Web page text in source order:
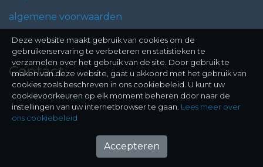
algemene voorwaarden
privacy statement
Contact
Stel hier je vraag
Deze website maakt gebruik van cookies om de
gebruikerservaring te verbeteren en statistieken te
verzamelen over het gebruik van de site. Door gebruik te
maken van deze website, gaat u akkoord met het gebruik van
cookies zoals beschreven in ons cookiebeleid. U kunt uw
cookievoorkeuren op elk moment beheren door naar de
instellingen van uw internetbrowser te gaan. Lees meer over
ons cookiebeleid
Accepteren